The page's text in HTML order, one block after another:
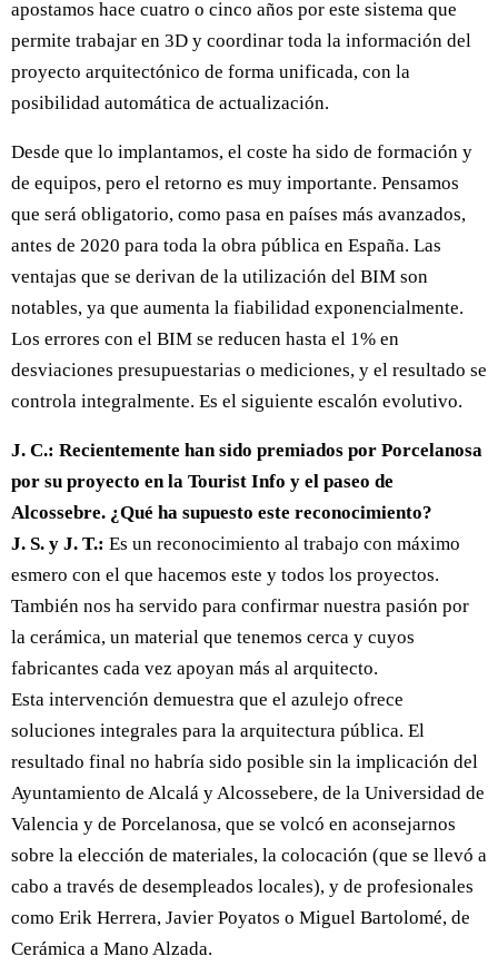
apostamos hace cuatro o cinco años por este sistema que
permite trabajar en 3D y coordinar toda la información del
proyecto arquitectónico de forma unificada, con la
posibilidad automática de actualización.
Desde que lo implantamos, el coste ha sido de formación y
de equipos, pero el retorno es muy importante. Pensamos
que será obligatorio, como pasa en países más avanzados,
antes de 2020 para toda la obra pública en España. Las
ventajas que se derivan de la utilización del BIM son
notables, ya que aumenta la fiabilidad exponencialmente.
Los errores con el BIM se reducen hasta el 1% en
desviaciones presupuestarias o mediciones, y el resultado se
controla integralmente. Es el siguiente escalón evolutivo.
J. C.: Recientemente han sido premiados por Porcelanosa
por su proyecto en la Tourist Info y el paseo de
Alcossebre. ¿Qué ha supuesto este reconocimiento?
J. S. y J. T.: Es un reconocimiento al trabajo con máximo
esmero con el que hacemos este y todos los proyectos.
También nos ha servido para confirmar nuestra pasión por
la cerámica, un material que tenemos cerca y cuyos
fabricantes cada vez apoyan más al arquitecto.
Esta intervención demuestra que el azulejo ofrece
soluciones integrales para la arquitectura pública. El
resultado final no habría sido posible sin la implicación del
Ayuntamiento de Alcalá y Alcossebere, de la Universidad de
Valencia y de Porcelanosa, que se volcó en aconsejarnos
sobre la elección de materiales, la colocación (que se llevó a
cabo a través de desempleados locales), y de profesionales
como Erik Herrera, Javier Poyatos o Miguel Bartolomé, de
Cerámica a Mano Alzada.